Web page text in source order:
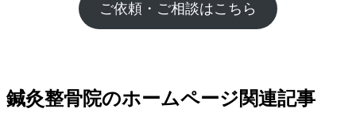
ご依頼・ご相談はこちら
鍼灸整骨院のホームページ関連記事